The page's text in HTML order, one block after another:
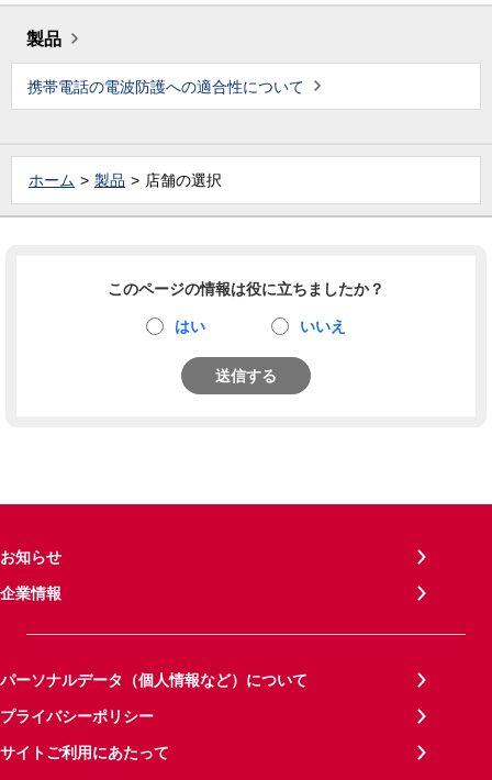
製品
携帯電話の電波防護への適合性について
ホーム 製品 店舗の選択
このページの情報は役に立ちましたか？
はい いいえ
送信する
お知らせ
企業情報
パーソナルデータ（個人情報など）について
プライバシーポリシー
サイトご利用にあたって